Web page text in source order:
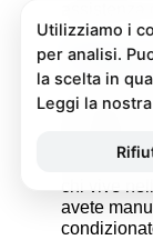
Pulizia
La pulizia
rischiare
chi vive
avete